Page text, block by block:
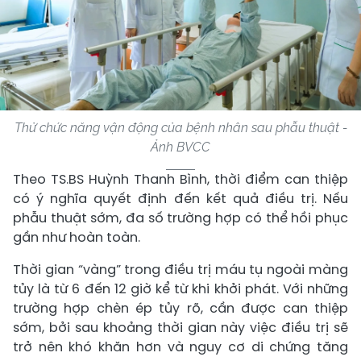
Thử chức năng vận động của bệnh nhân sau phẫu thuật -
Ảnh BVCC
Theo TS.BS Huỳnh Thanh Bình, thời điểm can thiệp
có ý nghĩa quyết định đến kết quả điều trị. Nếu
phẫu thuật sớm, đa số trường hợp có thể hồi phục
gần như hoàn toàn.
Thời gian “vàng” trong điều trị máu tụ ngoài màng
tủy là từ 6 đến 12 giờ kể từ khi khởi phát. Với những
trường hợp chèn ép tủy rõ, cần được can thiệp
sớm, bởi sau khoảng thời gian này việc điều trị sẽ
trở nên khó khăn hơn và nguy cơ di chứng tăng